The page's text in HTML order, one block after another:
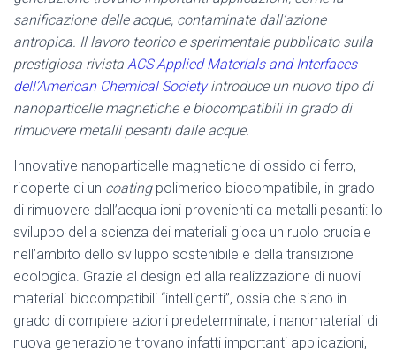
sanificazione delle acque, contaminate dall’azione
antropica. Il lavoro teorico e sperimentale pubblicato sulla
prestigiosa rivista ACS Applied Materials and Interfaces
dell’American Chemical Societyintroduce un nuovo tipo di
nanoparticelle magnetiche e biocompatibili in grado di
rimuovere metalli pesanti dalle acque.
Innovative nanoparticelle magnetiche di ossido di ferro,
ricoperte di un coating polimerico biocompatibile, in grado
di rimuovere dall’acqua ioni provenienti da metalli pesanti: lo
sviluppo della scienza dei materiali gioca un ruolo cruciale
nell’ambito dello sviluppo sostenibile e della transizione
ecologica. Grazie al design ed alla realizzazione di nuovi
materiali biocompatibili “intelligenti”, ossia che siano in
grado di compiere azioni predeterminate, i nanomateriali di
nuova generazione trovano infatti importanti applicazioni,